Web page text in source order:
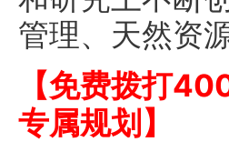
管理、天然资
【免费拨打
专属规划】